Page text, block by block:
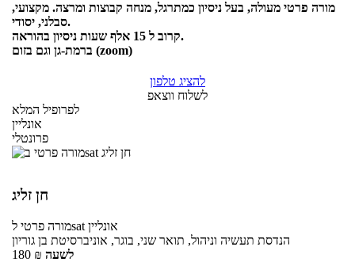
מורה פרטי מעולה, בעל ניסיון כמתרגל, מנחה קבוצות ומרצה. מקצועי,
סבלני, יסודי.
קרוב ל 15 אלף שעות ניסיון בהוראה.
ברמת-גן וגם בזום (zoom)
להציג טלפון
לשלוח ווצאפ
לפרופיל המלא
אונליין
פרונטלי
חן זליג
מורה פרטילsat אונליין
הנדסת תעשיה וניהול, תואר שני, בוגר, אוניברסיטת בן גוריון
180 ₪ לשעה